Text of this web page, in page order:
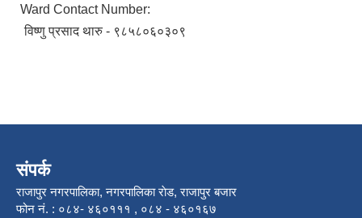
Ward Contact Number:
विष्णु प्रसाद थारु - ९८५८०६०३०९
संपर्क
राजापुर नगरपालिका, नगरपालिका राेड, राजापुर बजार
फोन नं. : ०८४- ४६०१११ , ०८४ - ४६०१६७